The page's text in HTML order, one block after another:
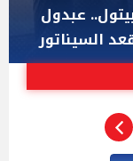
"هايلي
ميشيجان